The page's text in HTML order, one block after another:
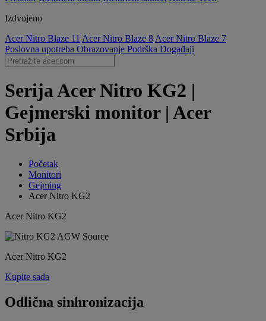
Izdvojeno
Acer Nitro Blaze 11 Acer Nitro Blaze 8 Acer Nitro Blaze 7
Poslovna upotreba Obrazovanje Podrška Događaji
Serija Acer Nitro KG2 |
Gejmerski monitor | Acer
Srbija
Početak
Monitori
Gejming
Acer Nitro KG2
Acer Nitro KG2
Acer Nitro KG2
Kupite sada
Odlična sinhronizacija